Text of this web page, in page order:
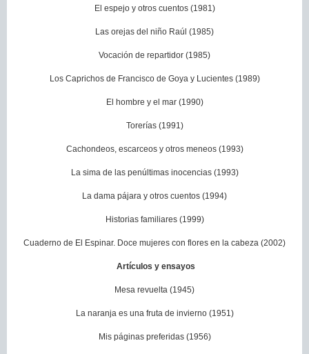
El espejo y otros cuentos (1981)
Las orejas del niño Raúl (1985)
Vocación de repartidor (1985)
Los Caprichos de Francisco de Goya y Lucientes (1989)
El hombre y el mar (1990)
Torerías (1991)
Cachondeos, escarceos y otros meneos (1993)
La sima de las penúltimas inocencias (1993)
La dama pájara y otros cuentos (1994)
Historias familiares (1999)
Cuaderno de El Espinar. Doce mujeres con flores en la cabeza (2002)
Artículos y ensayos
Mesa revuelta (1945)
La naranja es una fruta de invierno (1951)
Mis páginas preferidas (1956)